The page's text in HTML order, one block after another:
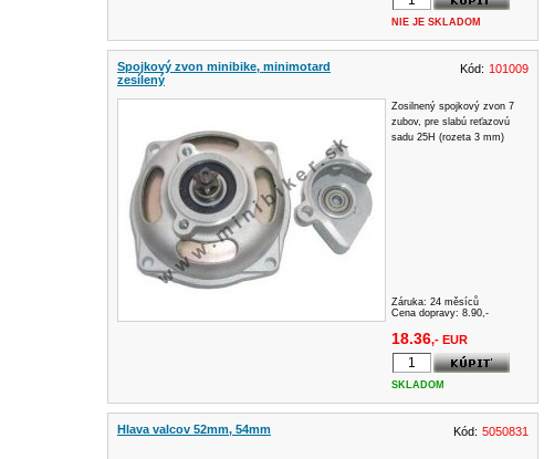
NIE JE SKLADOM
Spojkový zvon minibike, minimotard
zesílený
Kód: 101009
Zosilnený spojkový zvon 7
zubov, pre slabú reťazovú
sadu 25H (rozeta 3 mm)
Záruka: 24 měsíců
Cena dopravy: 8.90,-
18.36,- EUR
SKLADOM
Hlava valcov 52mm, 54mm Kód: 5050831